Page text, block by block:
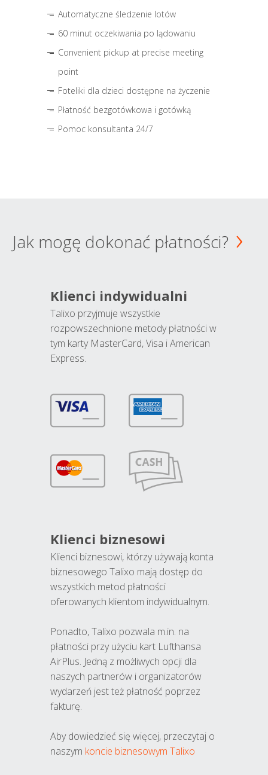
Automatyczne śledzenie lotów
60 minut oczekiwania po lądowaniu
Convenient pickup at precise meeting
point
Foteliki dla dzieci dostępne na życzenie
Płatność bezgotówkowa i gotówką
Pomoc konsultanta 24/7
Jak mogę dokonać płatności?
Klienci indywidualni
Talixo przyjmuje wszystkie
rozpowszechnione metody płatności w
tym karty MasterCard, Visa i American
Express.
Klienci biznesowi
Klienci biznesowi, którzy używają konta
biznesowego Talixo mają dostęp do
wszystkich metod płatności
oferowanych klientom indywidualnym.
Ponadto, Talixo pozwala m.in. na
płatności przy użyciu kart Lufthansa
AirPlus. Jedną z możliwych opcji dla
naszych partnerów i organizatorów
wydarzeń jest też płatność poprzez
fakturę.
Aby dowiedzieć się więcej, przeczytaj o
naszym koncie biznesowym Talixo